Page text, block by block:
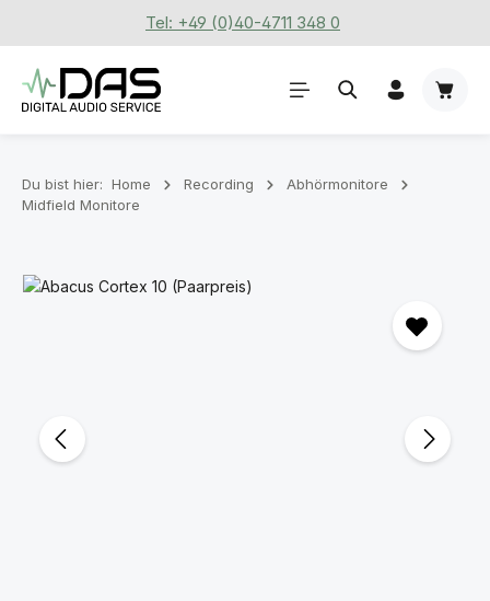
Zum Hauptinhalt springenTel: +49 (0)40-4711 348 0
Du bist hier: Home Recording
Abhörmonitore
Midfield Monitore
Bildergalerie überspringen